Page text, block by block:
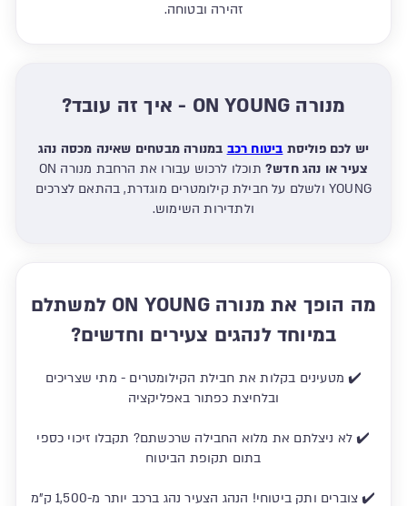
זהירה ובטוחה.
מנורה ON YOUNG - איך זה עובד?
יש לכם פוליסת ביטוח רכב במנורה מבטחים שאינה מכסה נהג
צעיר או נהג חדש?
תוכלו לרכוש עבורו את הרחבת מנורה ON
YOUNG ולשלם על חבילת קילומטרים מוגדרת, בהתאם לצרכים
ולתדירות השימוש.
מה הופך את מנורה ON YOUNG למשתלם
במיוחד לנהגים צעירים וחדשים?
✔️ מטעינים בקלות את חבילת הקילומטרים - מתי שצריכים
ובלחיצת כפתור באפליקציה
✔️ לא ניצלתם את מלוא החבילה שרכשתם? תקבלו זיכוי כספי
בתום תקופת הביטוח
✔️ צוברים ותק ביטוחי! הנהג הצעיר נהג ברכב יותר מ-1,500 ק"מ